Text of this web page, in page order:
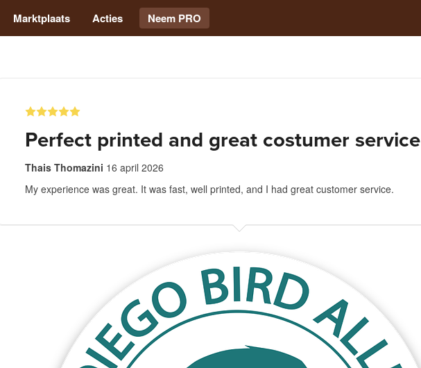
Marktplaats Acties Neem PRO
Perfect printed and great costumer service
Thais Thomazini 16 april 2026
My experience was great. It was fast, well printed, and I had great customer service.